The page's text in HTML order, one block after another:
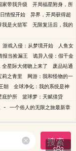
家带我升级
开局福星附身，所
情报开始
异界，开局获得超
我是火箭军
无限复活后，我的
游戏入侵：从梦境开始
人鱼女
报当捡漏王
诡异入侵：假千金
全星际大佬吻上来了
废品站通
莉之青里
网游：我和怪物的一
朝
全球净化：我的系统是神
庇护所
篮球梦：天赋借贷
- 一个俗人的无限之旅最新章
搜索